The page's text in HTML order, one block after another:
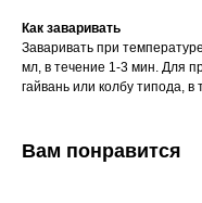
Как заваривать
Заваривать при
мл, в течение 1-3 мин. Для
гайвань или колбу типода, в
Вам понравится